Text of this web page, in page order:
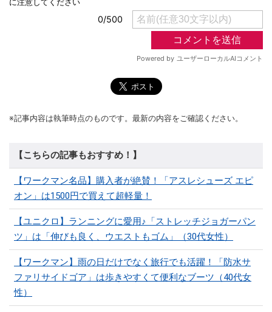
※記事内容は執筆時点のものです。最新の内容をご確認ください。
【こちらの記事もおすすめ！】
【ワークマン名品】購入者が絶賛！「アスレシューズ エピ
オン」は1500円で買えて超軽量！
【ユニクロ】ランニングに愛用♪「ストレッチジョガーパン
ツ」は「伸びも良く、ウエストもゴム」（30代女性）
【ワークマン】雨の日だけでなく旅行でも活躍！「防水サ
ファリサイドゴア」は歩きやすくて便利なブーツ（40代女
性）